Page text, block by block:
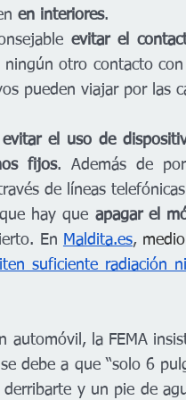
en interiores.
evitar el
otro contacto
pueden viajar por las
evitar el uso de
fijos. Además de
de líneas
hay que apagar el
En Maldita.es,
suficiente radiación
automóvil, la FEMA
debe a que “solo 6
y un pie de